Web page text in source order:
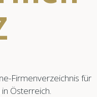
Firmenverzeichnis für
Österreich.